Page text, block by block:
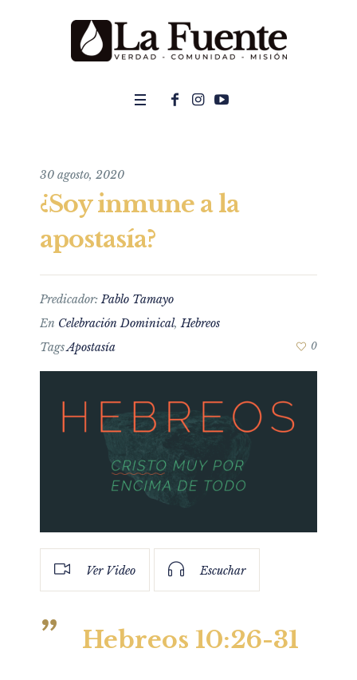
30 agosto, 2020
¿Soy inmune a la
apostasía?
Predicador:Pablo Tamayo
En Celebración Dominical,Hebreos
TagsApostasía 0
Ver Video Escuchar
Hebreos 10:26-31